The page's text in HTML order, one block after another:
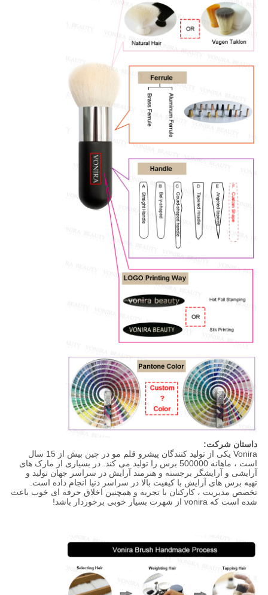
داستان شرکت:
Vonira یکی از تولید کنندگان پیشرو قلم مو در چین بیش از 15 سال
است ، ماهانه 500000 برس را تولید می کند. در بسیاری از مارک های
آرایشی و آرایشگر برجسته و هنرمند آرایش در سراسر جهان تولید و
تهیه برس های آرایش با کیفیت بالا در سراسر دنیا انجام داده است.
تخصص مدیریت ، کارکنان با تجربه و همچنین اخلاق حرفه ای خوب باعث
شده است که vonira از شهرت بسیار خوبی برخوردار باشد!